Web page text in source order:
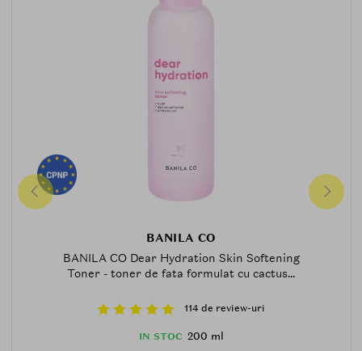
BANILA CO
BANILA CO Dear Hydration Skin Softening
Toner - toner de fata formulat cu cactus...
114 de review-uri
IN STOC 200 ml